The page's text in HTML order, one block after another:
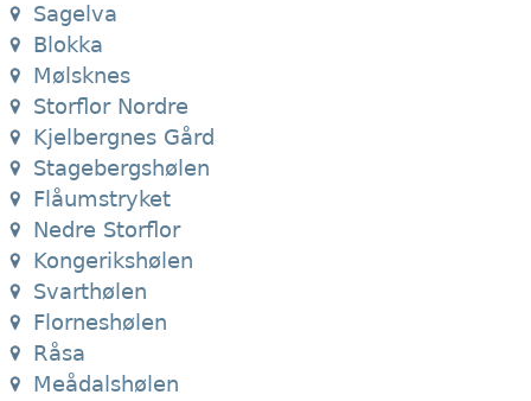
Sagelva
Blokka
Mølsknes
Storflor Nordre
Kjelbergnes Gård
Stagebergshølen
Flåumstryket
Nedre Storflor
Kongerikshølen
Svarthølen
Florneshølen
Råsa
Meådalshølen